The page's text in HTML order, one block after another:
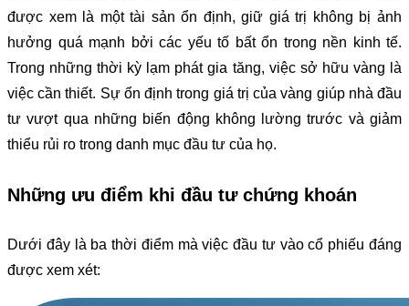
được xem là một tài sản ổn định, giữ giá trị không bị ảnh
hưởng quá mạnh bởi các yếu tố bất ổn trong nền kinh tế.
Trong những thời kỳ lạm phát gia tăng, việc sở hữu vàng là
việc cần thiết. Sự ổn định trong giá trị của vàng giúp nhà đầu
tư vượt qua những biến động không lường trước và giảm
thiểu rủi ro trong danh mục đầu tư của họ.
Những ưu điểm khi đầu tư chứng khoán
Dưới đây là ba thời điểm mà việc đầu tư vào cổ phiếu đáng
được xem xét: